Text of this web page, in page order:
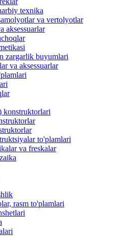
texnika
va vertolyotlar
aksessuarlar
zargarlik buyumlari
va aksessuarlar
konstruktorlari
to'plamlari
va freskalar
rasm to'plamlari